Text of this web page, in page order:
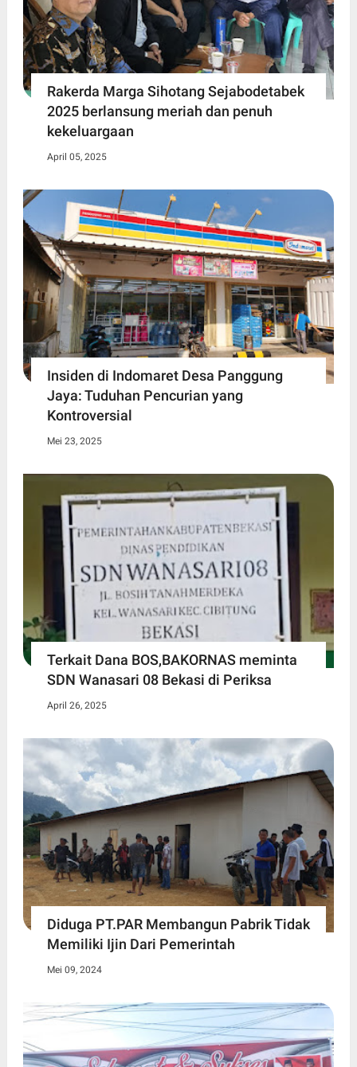
Rakerda Marga Sihotang Sejabodetabek
2025 berlansung meriah dan penuh
kekeluargaan
April 05, 2025
Insiden di Indomaret Desa Panggung
Jaya: Tuduhan Pencurian yang
Kontroversial
Mei 23, 2025
Terkait Dana BOS,BAKORNAS meminta
SDN Wanasari 08 Bekasi di Periksa
April 26, 2025
Diduga PT.PAR Membangun Pabrik Tidak
Memiliki Ijin Dari Pemerintah
Mei 09, 2024